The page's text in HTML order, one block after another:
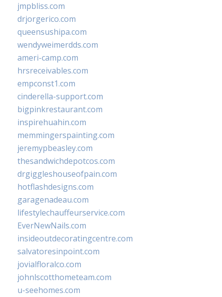
jmpbliss.com
drjorgerico.com
queensushipa.com
wendyweimerdds.com
ameri-camp.com
hrsreceivables.com
empconst1.com
cinderella-support.com
bigpinkrestaurant.com
inspirehuahin.com
memmingerspainting.com
jeremypbeasley.com
thesandwichdepotcos.com
drgiggleshouseofpain.com
hotflashdesigns.com
garagenadeau.com
lifestylechauffeurservice.com
EverNewNails.com
insideoutdecoratingcentre.com
salvatoresinpoint.com
jovialfloralco.com
johnlscotthometeam.com
u-seehomes.com